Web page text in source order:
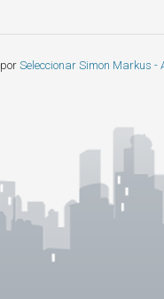
Seleccionar Simon Markus -